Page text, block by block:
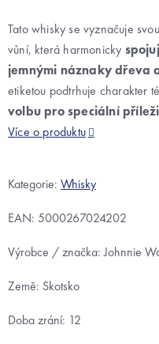
Kategorie: Whisky
EAN: 5000267024202
Výrobce / značka: Johnnie
Země: Skotsko
Doba zrání: 12
Tato whisky se vyznačuje
vůní, která harmonicky
jemnými náznaky dřeva
etiketou podtrhuje charakter
volbu pro speciální
Více o produktu